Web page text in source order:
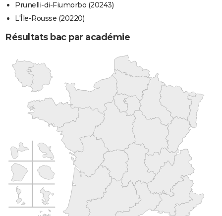
Prunelli-di-Fiumorbo (20243)
L'Île-Rousse (20220)
Résultats bac par académie